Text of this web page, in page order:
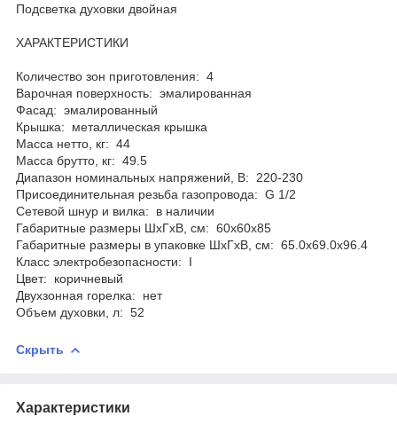
Подсветка духовки двойная
ХАРАКТЕРИСТИКИ
Количество зон приготовления: 4
Варочная поверхность: эмалированная
Фасад: эмалированный
Крышка: металлическая крышка
Масса нетто, кг: 44
Масса брутто, кг: 49.5
Диапазон номинальных напряжений, В: 220-230
Присоединительная резьба газопровода: G 1/2
Сетевой шнур и вилка: в наличии
Габаритные размеры ШхГхВ, см: 60x60x85
Габаритные размеры в упаковке ШхГхВ, см: 65.0x69.0x96.4
Класс электробезопасности: I
Цвет: коричневый
Двухзонная горелка: нет
Объем духовки, л: 52
Скрыть
Характеристики